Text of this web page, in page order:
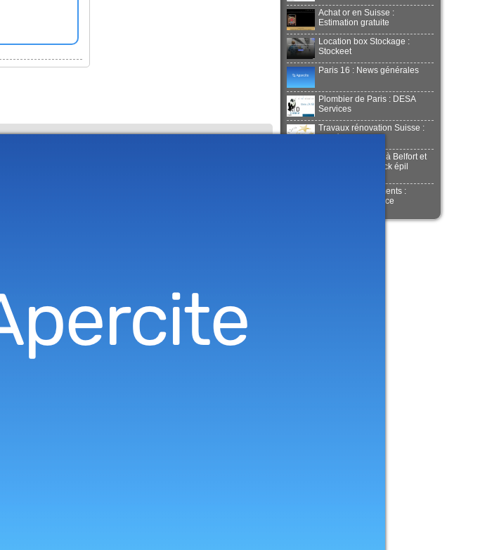
Achat or en Suisse :
Estimation gratuite
Location box Stockage :
Stockeet
Paris 16 : News générales
Plombier de Paris : DESA
Services
Travaux rénovation Suisse :
Institut de beauté à Belfort et
Montbéliard : Quick épil
Peinture en bâtiments :
Rénovation efficace